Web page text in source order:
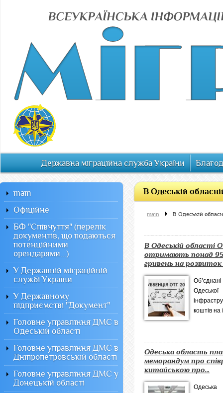
Державна міграційна служба України
В Одеській
main В Одеській
В Одеській області
отримають понад 95
гривень на
коштів на
Одеська область
меморандум про
китайською про...
main
Офiцiйне
БФ "Співчуття" (перелік
документів, що подаються
потенційними
орендарями...)
У Державній міграційній
службі України
У Державному
підприємстві "Документ"
Головне управління ДМС в
Одеській області
Головне управління ДМС в
Дніпропетровській області
Головне управління ДМС у
Донецькій області